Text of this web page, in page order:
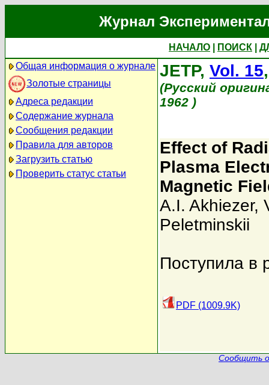
Журнал
НАЧАЛО ПОИСК
Общая информация о журнале
Золотые страницы
Адреса редакции
Содержание журнала
Сообщения редакции
Правила для авторов
Загрузить статью
Проверить статус статьи
JETP, Vol. 15
(Русский
1962 )
Effect of
Plasma
Magnetic
A.I. Akhiezer,
Peletminskii
Поступила в
PDF (1009.9K)
Сообщить о